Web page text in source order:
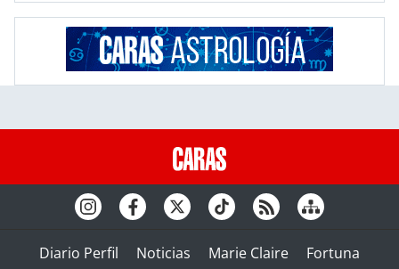
Diario Perfil Noticias Marie Claire
Fortuna